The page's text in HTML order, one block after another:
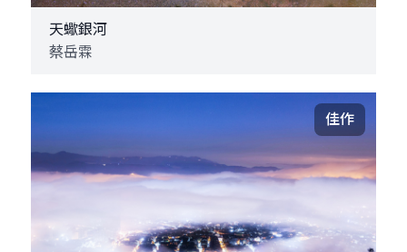
天蠍銀河
蔡岳霖
佳作